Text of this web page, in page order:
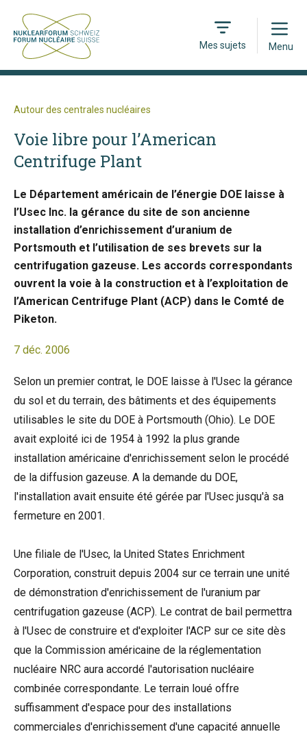
Mes sujets
Open
Menu
Autour des centrales nucléaires
Voie libre pour l’American
Centrifuge Plant
Le Département américain de l’énergie DOE laisse à
l’Usec Inc. la gérance du site de son ancienne
installation d’enrichissement d’uranium de
Portsmouth et l’utilisation de ses brevets sur la
centrifugation gazeuse. Les accords correspondants
ouvrent la voie à la construction et à l’exploitation de
l’American Centrifuge Plant (ACP) dans le Comté de
Piketon.
7 déc. 2006
Selon un premier contrat, le DOE laisse à l'Usec la gérance
du sol et du terrain, des bâtiments et des équipements
utilisables le site du DOE à Portsmouth (Ohio). Le DOE
avait exploité ici de 1954 à 1992 la plus grande
installation américaine d'enrichissement selon le procédé
de la diffusion gazeuse. A la demande du DOE,
l'installation avait ensuite été gérée par l'Usec jusqu'à sa
fermeture en 2001.
Une filiale de l'Usec, la United States Enrichment
Corporation, construit depuis 2004 sur ce terrain une unité
de démonstration d'enrichissement de l'uranium par
centrifugation gazeuse (ACP). Le contrat de bail permettra
à l'Usec de construire et d'exploiter l'ACP sur ce site dès
que la Commission américaine de la réglementation
nucléaire NRC aura accordé l'autorisation nucléaire
combinée correspondante. Le terrain loué offre
suffisamment d'espace pour des installations
commerciales d'enrichissement d'une capacité annuelle